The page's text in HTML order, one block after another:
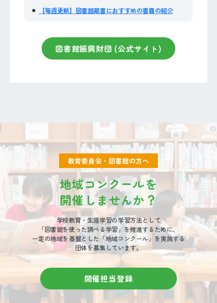
【毎週更新】図書館蔵書におすすめの書籍の紹介
図書館振興財団 (公式サイト)
教育委員会・図書館の方へ
地域コンクールを
開催しませんか？
学校教育・生涯学習の学習方法として
「図書館を使った調べる学習」を推進するために、
一定の地域を基盤とした「地域コンクール」を実施する
団体を募集しています。
開催担当登録